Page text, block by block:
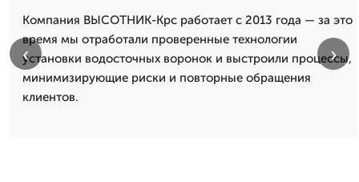
Компания ВЫСОТНИК-Крс работает с 2013 года — за это
время мы отработали проверенные технологии
установки водосточных воронок и выстроили процессы,
минимизирующие риски и повторные обращения
клиентов.
‹ ›